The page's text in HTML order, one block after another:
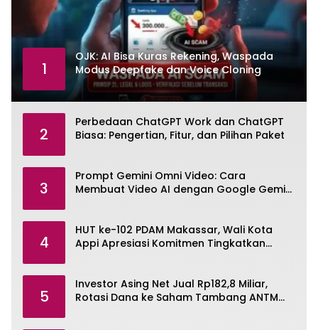
1
OJK: AI Bisa Kuras Rekening, Waspada
Modus Deepfake dan Voice Cloning
2
Perbedaan ChatGPT Work dan ChatGPT
Biasa: Pengertian, Fitur, dan Pilihan Paket
3
Prompt Gemini Omni Video: Cara
Membuat Video AI dengan Google Gemini
4
HUT ke-102 PDAM Makassar, Wali Kota
Appi Apresiasi Komitmen Tingkatkan
5
Investor Asing Net Jual Rp182,8 Miliar,
Rotasi Dana ke Saham Tambang ANTM